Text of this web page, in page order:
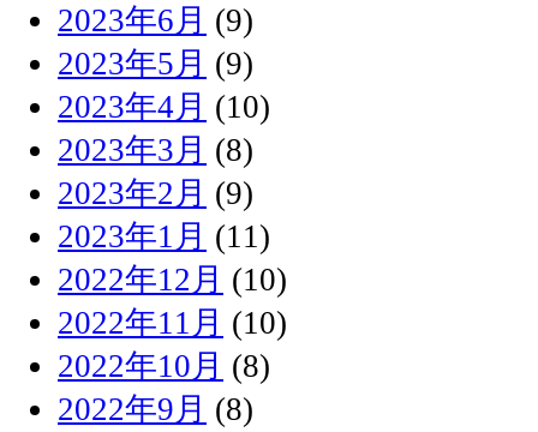
2023年6月 (9)
2023年5月 (9)
2023年4月 (10)
2023年3月 (8)
2023年2月 (9)
2023年1月 (11)
2022年12月 (10)
2022年11月 (10)
2022年10月 (8)
2022年9月 (8)